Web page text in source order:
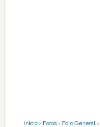
Inicio › Foros › Foro General ›